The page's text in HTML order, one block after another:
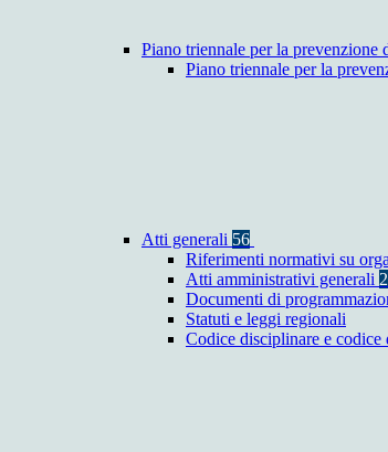
Piano triennale per la prevenzione
Piano triennale per la
Atti generali 56
Riferimenti normativi su
Atti amministrativi generali
Documenti di
Statuti e leggi regionali
Codice disciplinare e codice